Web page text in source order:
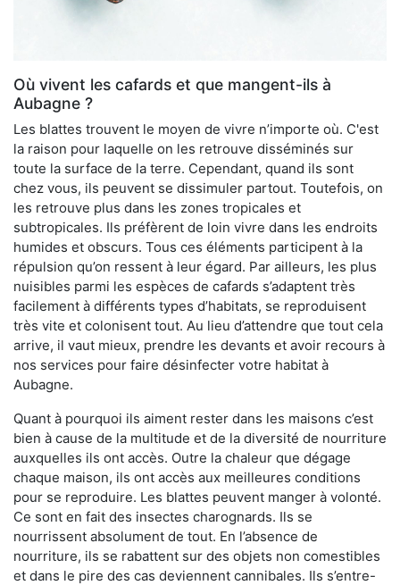
Où vivent les cafards et que mangent-ils à
Aubagne ?
Les blattes trouvent le moyen de vivre n’importe où. C'est
la raison pour laquelle on les retrouve disséminés sur
toute la surface de la terre. Cependant, quand ils sont
chez vous, ils peuvent se dissimuler partout. Toutefois, on
les retrouve plus dans les zones tropicales et
subtropicales. Ils préfèrent de loin vivre dans les endroits
humides et obscurs. Tous ces éléments participent à la
répulsion qu’on ressent à leur égard. Par ailleurs, les plus
nuisibles parmi les espèces de cafards s’adaptent très
facilement à différents types d’habitats, se reproduisent
très vite et colonisent tout. Au lieu d’attendre que tout cela
arrive, il vaut mieux, prendre les devants et avoir recours à
nos services pour faire désinfecter votre habitat à
Aubagne.
Quant à pourquoi ils aiment rester dans les maisons c’est
bien à cause de la multitude et de la diversité de nourriture
auxquelles ils ont accès. Outre la chaleur que dégage
chaque maison, ils ont accès aux meilleures conditions
pour se reproduire. Les blattes peuvent manger à volonté.
Ce sont en fait des insectes charognards. Ils se
nourrissent absolument de tout. En l’absence de
nourriture, ils se rabattent sur des objets non comestibles
et dans le pire des cas deviennent cannibales. Ils s’entre-